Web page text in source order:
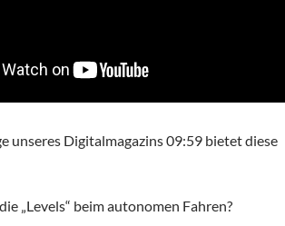
unseres Digitalmagazins 09:59 bietet diese
„Levels“ beim autonomen Fahren?